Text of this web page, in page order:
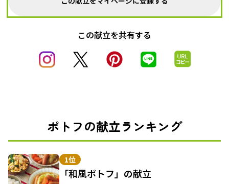
この献立を共有する
ポトフの献立ランキング
1位
「和風ポトフ」の献立